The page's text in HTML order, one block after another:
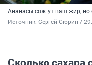
Ананасы сожгут ваш жир, но
Источник: Сергей Сюрин /